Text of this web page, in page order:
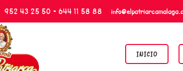
952 43 25 50 - 644 11 58 88
INICIO